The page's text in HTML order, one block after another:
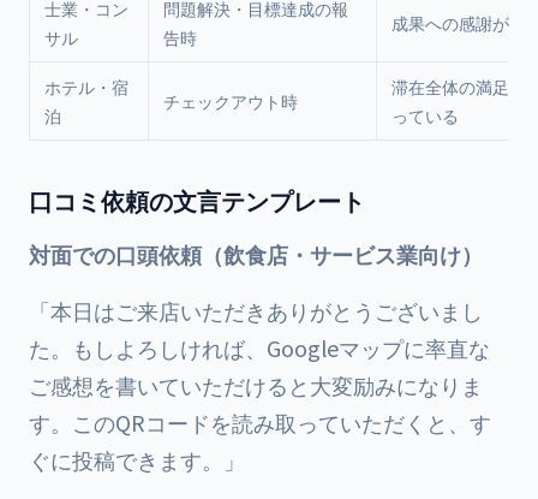
士業・コン
サル
問題解決・目標達成の報
告時
成果への感謝が最
ホテル・宿
泊
チェックアウト時
滞在全体の満足を
っている
口コミ依頼の文言テンプレート
対面での口頭依頼（飲食店・サービス業向け）
「本日はご来店いただきありがとうございまし
た。もしよろしければ、Googleマップに率直な
ご感想を書いていただけると大変励みになりま
す。このQRコードを読み取っていただくと、す
ぐに投稿できます。」